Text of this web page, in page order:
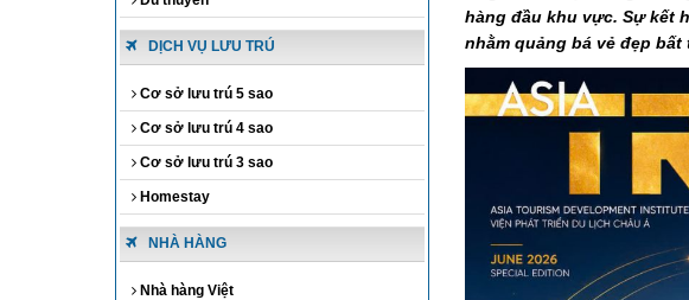
DỊCH VỤ LƯU TRÚ
Cơ sở lưu trú 5 sao
Cơ sở lưu trú 4 sao
Cơ sở lưu trú 3 sao
Homestay
NHÀ HÀNG
Nhà hàng Việt
hàng đầu khu vực. Sự kết
nhằm quảng bá vẻ đẹp bất